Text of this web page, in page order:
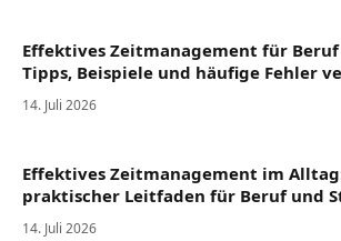
Effektives Zeitmanagement für
Tipps, Beispiele und häufige Fehler
14. Juli 2026
Effektives Zeitmanagement im
praktischer Leitfaden für Beruf und
14. Juli 2026